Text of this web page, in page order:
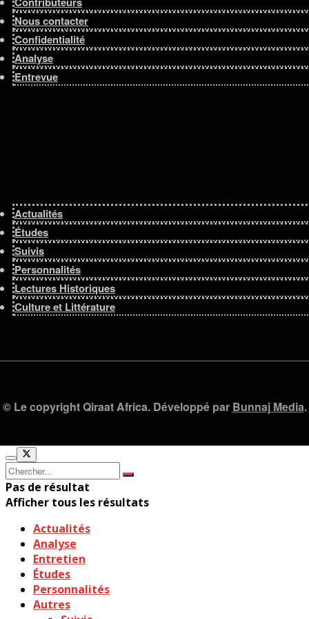
Nous contacter
Confidentialité
Analyse
Entrevue
Actualités
Études
Suivis
Personnalités
Lectures Historiques
Culture et Littérature
© Le copyright Qiraat Africa. Développé par Bunnaj Media.
Pas de résultat
Afficher tous les résultats
Actualités
Analyse
Entretien
Études
Personnalités
Autres